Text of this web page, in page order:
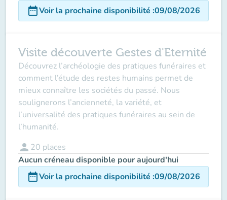
date_rangeVoir la prochaine disponibilité :09/08/2026
Visite découverte Gestes d'Eternité
Découvrez l’archéologie des pratiques funéraires et
comment l’étude des restes humains permet de
mieux connaître les sociétés du passé. Nous
soulignerons l’ancienneté, la variété, et
l’universalité des pratiques funéraires au sein de
l’humanité.
person 20 places
Aucun créneau disponible pour aujourd'hui
date_rangeVoir la prochaine disponibilité :09/08/2026